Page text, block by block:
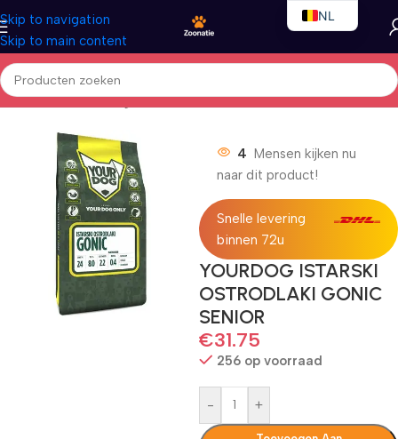
Skip to navigation
Skip to main content
Home/Honden/Droogvoer
4 Mensen kijken nu
naar dit product!
Snelle levering
binnen 72u
YOURDOG ISTARSKI
OSTRODLAKI GONIC
SENIOR
€31.75
256 op voorraad
- +
NL